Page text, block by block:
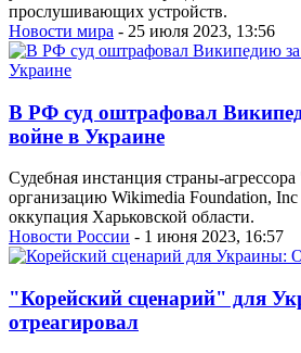
прослушивающих устройств.
Новости мира - 25 июля 2023, 13:56
В РФ суд оштрафовал
войне в Украине
Судебная инстанция страны-агрессора
организацию Wikimedia Foundation, Inc
оккупация Харьковской области.
Новости России - 1 июня 2023, 16:57
"Корейский сценарий" для
отреагировал